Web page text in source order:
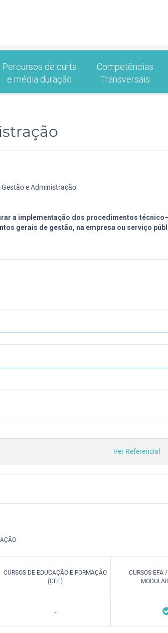
Percursos de curta
e média duração
Competências
Transversais
Gestão e Administração
a implementação dos procedimentos
gerais de gestão, na empresa ou serviço
Ver Referencial
CURSOS DE EDUCAÇÃO E FORMAÇÃO
(CEF)
CURSOS EFA
-